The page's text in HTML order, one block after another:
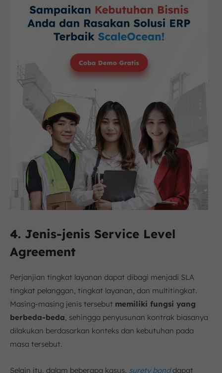
4. Jenis-jenis Service Level
Agreement
Perjanjian tingkat layanan dapat dibagi menjadi SLA
tingkat pelanggan, tingkat layanan, dan multitingkat.
Masing-masing jenis tersebut memiliki fungsi yang
berbeda-beda , sehingga penyusunan kontrak biasanya
dilakukan berdasarkan konteks dan kebutuhan pada
masa tersebut.
Selain itu, dalam beberapa kasus, surety bonddapat